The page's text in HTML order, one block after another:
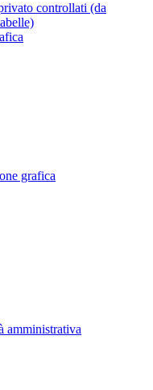
controllati (da
grafica
amministrativa